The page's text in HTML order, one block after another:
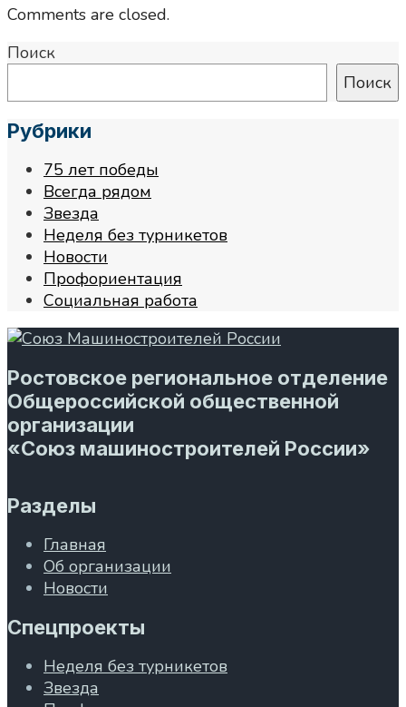
Comments are closed.
Поиск
Поиск
Рубрики
75 лет победы
Всегда рядом
Звезда
Неделя без турникетов
Новости
Профориентация
Социальная работа
Ростовское региональное отделение
Общероссийской общественной
организации
«Союз машиностроителей России»
Разделы
Главная
Об организации
Новости
Спецпроекты
Неделя без турникетов
Звезда